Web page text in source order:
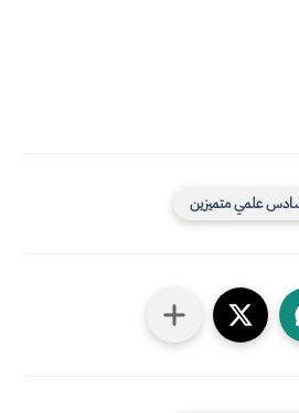
سادس علمي متميزين